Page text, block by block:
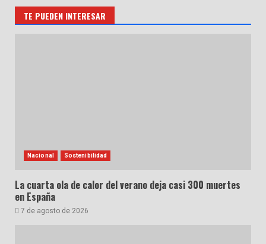
TE PUEDEN INTERESAR
Nacional Sostenibilidad
La cuarta ola de calor del verano deja casi 300 muertes
en España
7 de agosto de 2026